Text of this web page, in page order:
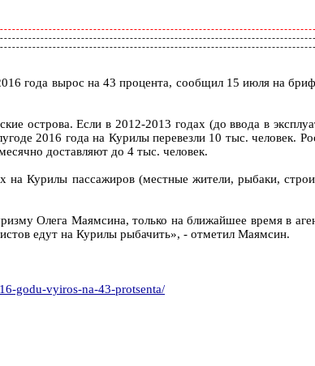
года вырос на 43 процента, сообщил 15 июля на
острова. Если в 2012-2013 годах (до ввода в
2016 года на Курилы перевезли 10 тыс. человек.
доставляют до 4 тыс. человек.
Курилы пассажиров (местные жители, рыбаки,
Олега Маямсина, только на ближайшее время в
едут на Курилы рыбачить», - отметил Маямсин.
godu-vyiros-na-43-protsenta/